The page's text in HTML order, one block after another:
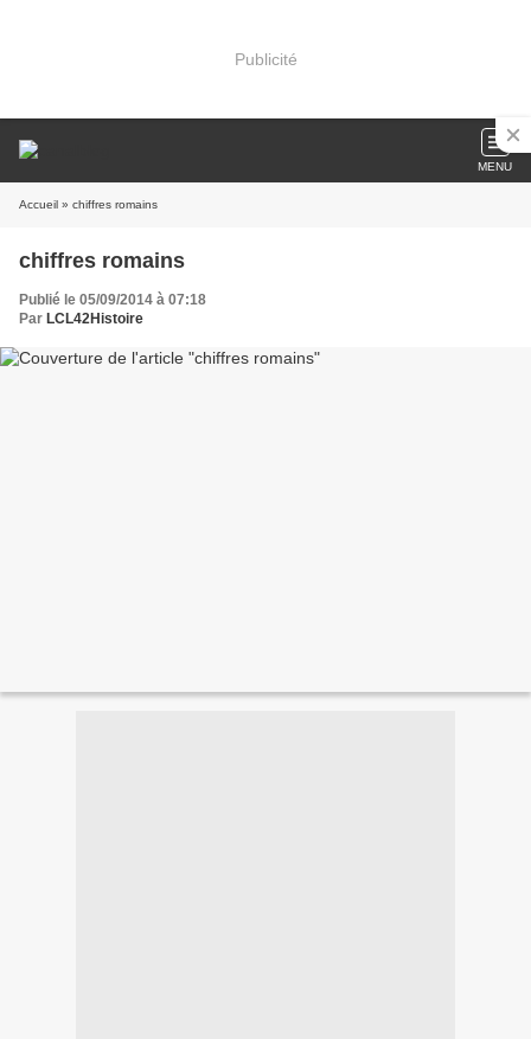
Publicité
MENU
Accueil » chiffres romains
chiffres romains
Publié le 05/09/2014 à 07:18
Par LCL42Histoire